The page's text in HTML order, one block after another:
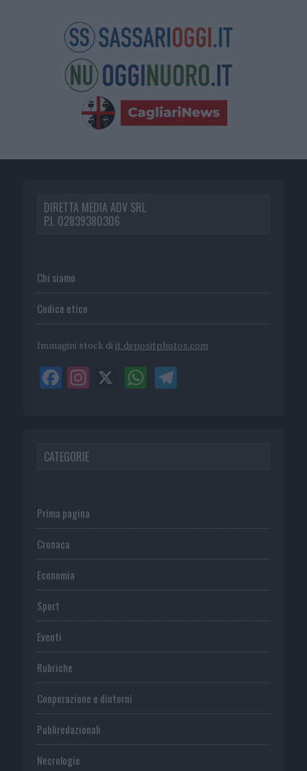
DIRETTA MEDIA ADV SRL
P.I. 02839380306
Chi siamo
Codice etico
Immagini stock di it.depositphotos.com
CATEGORIE
Prima pagina
Cronaca
Economia
Sport
Eventi
Rubriche
Cooperazione e dintorni
Publiredazionali
Necrologie